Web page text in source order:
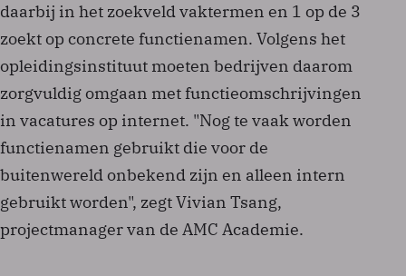
daarbij in het zoekveld vaktermen en 1 op de 3
zoekt op concrete functienamen. Volgens het
opleidingsinstituut moeten bedrijven daarom
zorgvuldig omgaan met functieomschrijvingen
in vacatures op internet. "Nog te vaak worden
functienamen gebruikt die voor de
buitenwereld onbekend zijn en alleen intern
gebruikt worden", zegt Vivian Tsang,
projectmanager van de AMC Academie.